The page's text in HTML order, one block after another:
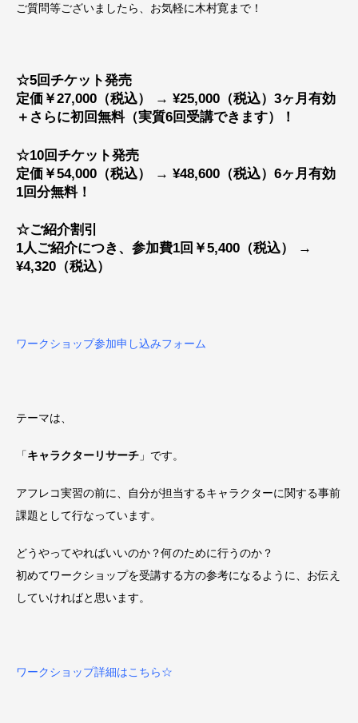
ご質問等ございましたら、お気軽に木村寛まで！
☆5回チケット発売
定価￥27,000（税込） → ¥25,000（税込）3ヶ月有効
＋さらに初回無料（実質6回受講できます）！
☆10回チケット発売
定価￥54,000（税込） → ¥48,600（税込）6ヶ月有効
1回分無料！
☆ご紹介割引
1人ご紹介につき、参加費1回￥5,400（税込） →
¥4,320（税込）
ワークショップ参加申し込みフォーム
テーマは、
「キャラクターリサーチ 」です。
アフレコ実習の前に、自分が担当するキャラクターに関する事前
課題として行なっています。
どうやってやればいいのか？何のために行うのか？
初めてワークショップを受講する方の参考になるように、お伝え
していければと思います。
ワークショップ詳細はこちら☆